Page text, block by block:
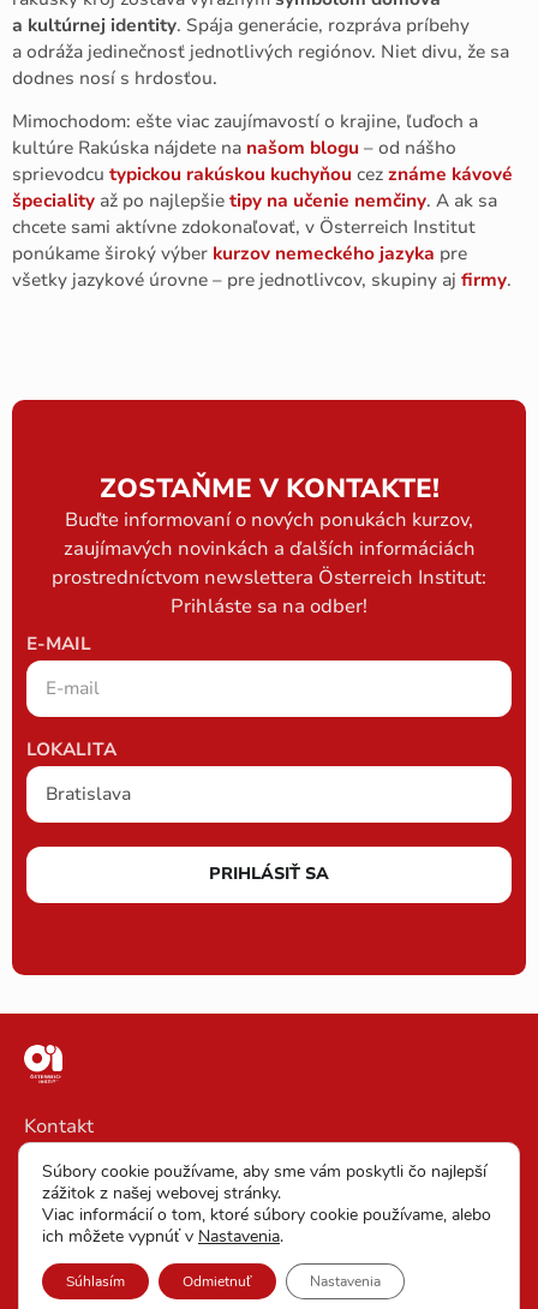
a kultúrnej identity. Spája generácie, rozpráva príbehy
a odráža jedinečnosť jednotlivých regiónov. Niet divu, že sa
dodnes nosí s hrdosťou.
Mimochodom: ešte viac zaujímavostí o krajine, ľuďoch a
kultúre Rakúska nájdete na našom blogu – od nášho
sprievodcu typickou rakúskou kuchyňou cez známe kávové
špeciality až po najlepšie tipy na učenie nemčiny. A ak sa
chcete sami aktívne zdokonaľovať, v Österreich Institut
ponúkame široký výber kurzov nemeckého jazyka pre
všetky jazykové úrovne – pre jednotlivcov, skupiny aj firmy.
ZOSTAŇME V KONTAKTE!
Buďte informovaní o nových ponukách kurzov,
zaujímavých novinkách a ďalších informáciách
prostredníctvom newslettera Österreich Institut:
Prihláste sa na odber!
E-MAIL
LOKALITA
PRIHLÁSIŤ SA
Kontakt
Impressum
VOP
Nastavenia cookies
Súbory cookie používame, aby sme vám poskytli čo najlepší
zážitok z našej webovej stránky.
Viac informácií o tom, ktoré súbory cookie používame, alebo
ich môžete vypnúť v Nastavenia.
Súhlasím Odmietnuť Nastavenia